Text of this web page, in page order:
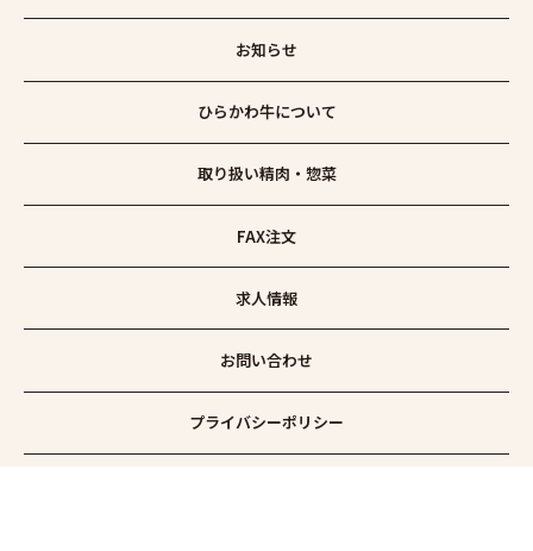
お知らせ
ひらかわ牛について
取り扱い精肉・惣菜
FAX注文
求人情報
お問い合わせ
プライバシーポリシー